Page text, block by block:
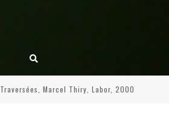
Traversées, Marcel Thiry, Labor, 2000